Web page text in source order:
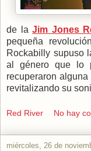
de laJim Jones
pequeña
Rockabilly supuso
al género que lo
recuperaron
revitalizando su
Red River No hay
miércoles, 26 de